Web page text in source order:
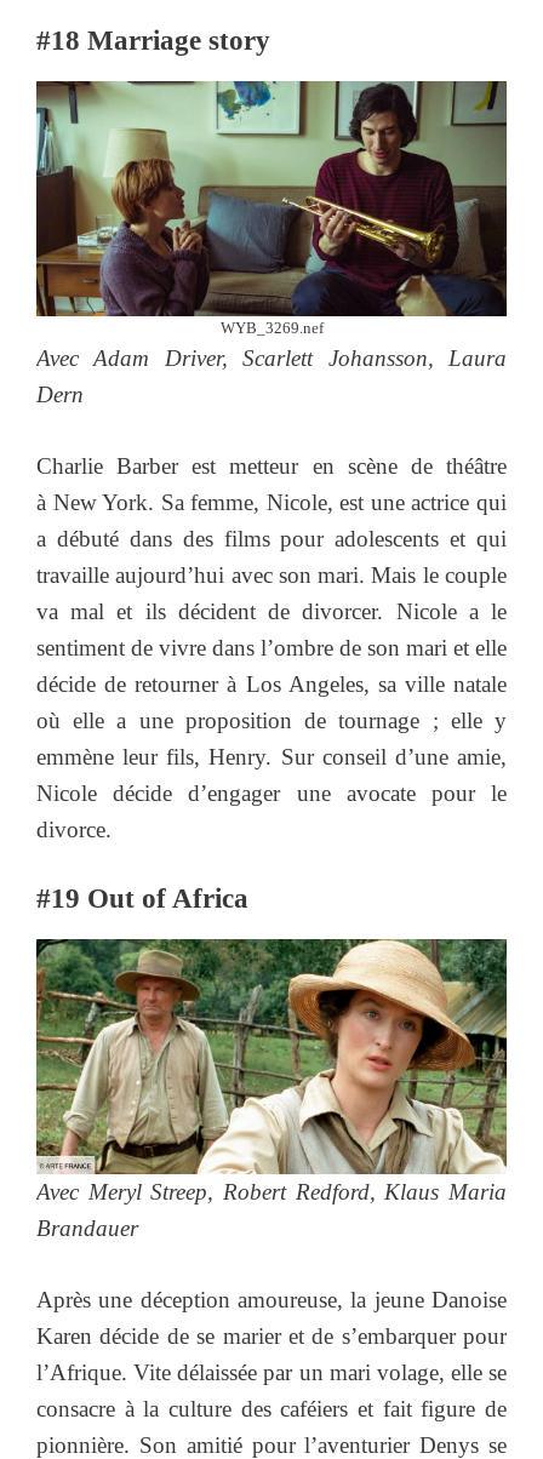
#18 Marriage story
WYB_3269.nef
Avec Adam Driver, Scarlett Johansson, Laura
Dern
Charlie Barber est metteur en scène de théâtre
à New York. Sa femme, Nicole, est une actrice qui
a débuté dans des films pour adolescents et qui
travaille aujourd’hui avec son mari. Mais le couple
va mal et ils décident de divorcer. Nicole a le
sentiment de vivre dans l’ombre de son mari et elle
décide de retourner à Los Angeles, sa ville natale
où elle a une proposition de tournage ; elle y
emmène leur fils, Henry. Sur conseil d’une amie,
Nicole décide d’engager une avocate pour le
divorce.
#19 Out of Africa
Avec Meryl Streep, Robert Redford, Klaus Maria
Brandauer
Après une déception amoureuse, la jeune Danoise
Karen décide de se marier et de s’embarquer pour
l’Afrique. Vite délaissée par un mari volage, elle se
consacre à la culture des caféiers et fait figure de
pionnière. Son amitié pour l’aventurier Denys se